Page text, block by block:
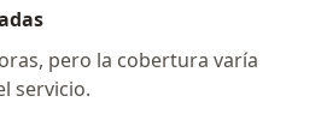
pero la cobertura varía
servicio.